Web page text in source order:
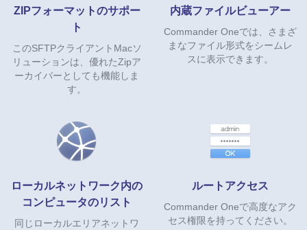
ZIPフォーマットのサポー
ト
このSFTPクライアントMacソ
リューションは、優れたZipア
ーカイバーとしても機能しま
す。
内蔵ファイルビューアー
Commander Oneでは、さまざ
まなファイル形式をシームレ
スに表示できます。
ローカルネットワーク内の
コンピュータのリスト
同じローカルエリアネットワ
ルートアクセス
Commander Oneで高度なアク
セス権限を持ってください。